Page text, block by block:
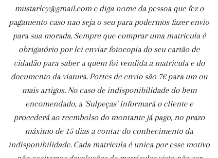
mustarley@gmail.com e diga nome da pessoa que fez o
pagamento caso nao seja o seu para podermos fazer envio
para sua morada. Sempre que comprar uma matricula é
obrigatório por lei enviar fotocopia do seu cartão de
cidadão para saber a quem foi vendida a matricula e do
documento da viatura. Portes de envio são 7€ para um ou
mais artigos. No caso de indisponibilidade do bem
encomendado, a 'Sulpeças' informará o cliente e
procederá ao reembolso do montante já pago, no prazo
máximo de 15 dias a contar do conhecimento da
indisponibilidade. Cada matricula é unica por esse motivo